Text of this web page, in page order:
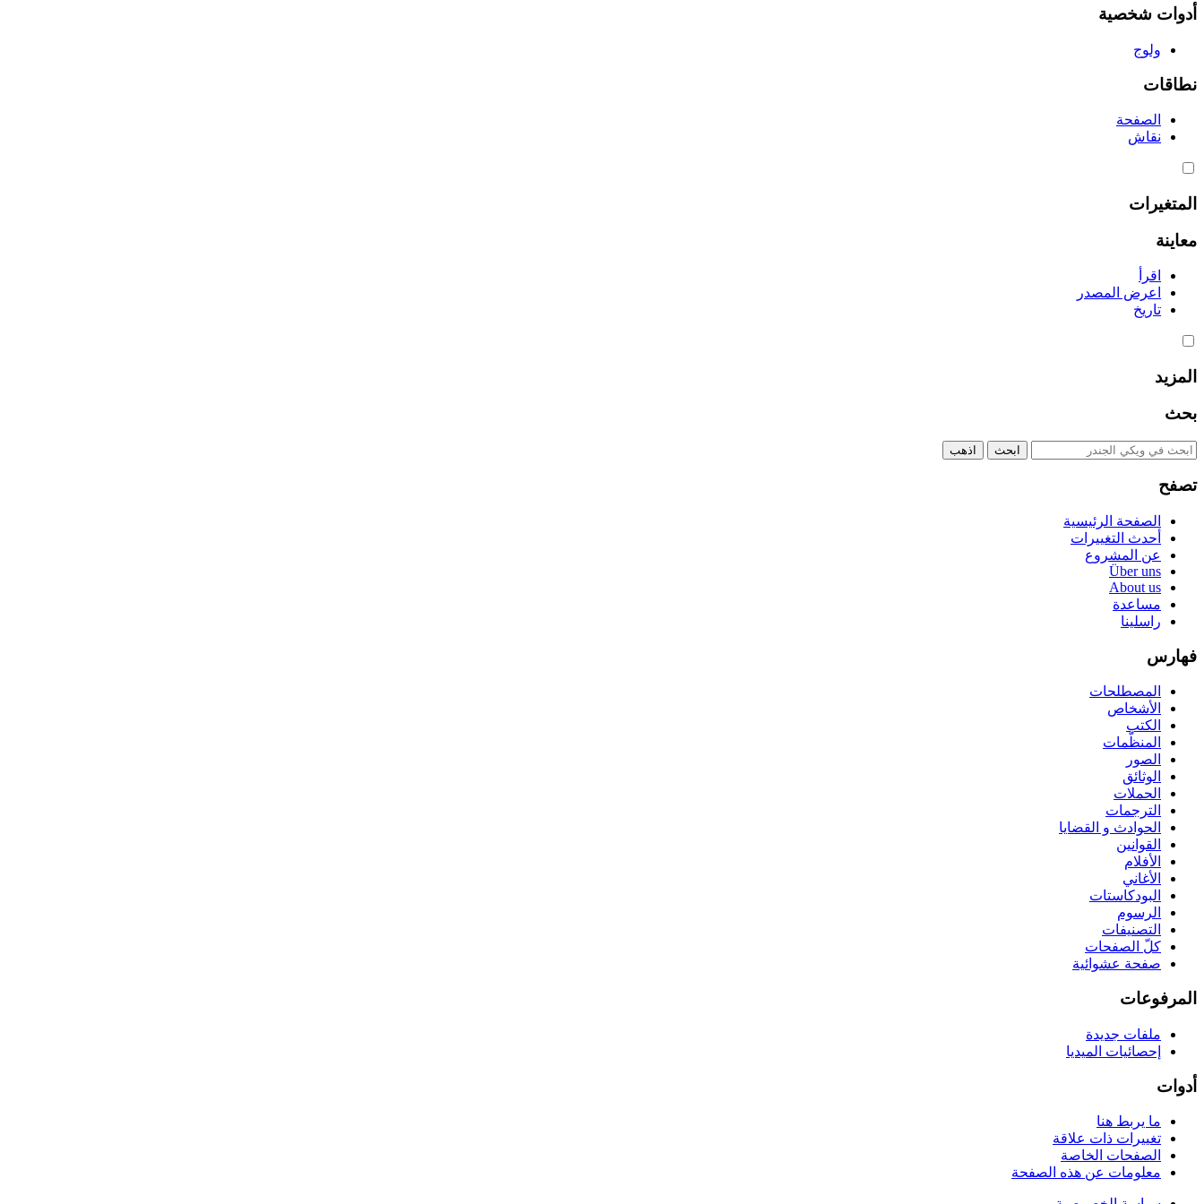
أدوات شخصية
ولوج
نطاقات
الصفحة
نقاش
المتغيرات
معاينة
اقرأ
اعرض المصدر
تاريخ
المزيد
بحث
تصفح
الصفحة الرئيسية
أحدث التغييرات
عن المشروع
Über uns
About us
مساعدة
راسلينا
فهارس
المصطلحات
الأشخاص
الكتب
المنظّمات
الصور
الوثائق
الحملات
الترجمات
الحوادث و القضايا
القوانين
الأفلام
الأغاني
البودكاستات
الرسوم
التصنيفات
كلّ الصفحات
صفحة عشوائية
المرفوعات
ملفات جديدة
إحصائيات الميديا
أدوات
ما يربط هنا
تغييرات ذات علاقة
الصفحات الخاصة
معلومات عن هذه الصفحة